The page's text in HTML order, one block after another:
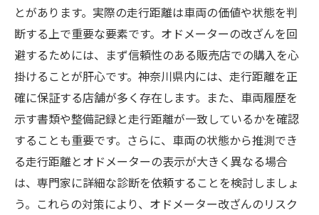
とがあります。実際の走行距離は車両の価値や状態を判
断する上で重要な要素です。オドメーターの改ざんを回
避するためには、まず信頼性のある販売店での購入を心
掛けることが肝心です。神奈川県内には、走行距離を正
確に保証する店舗が多く存在します。また、車両履歴を
示す書類や整備記録と走行距離が一致しているかを確認
することも重要です。さらに、車両の状態から推測でき
る走行距離とオドメーターの表示が大きく異なる場合
は、専門家に詳細な診断を依頼することを検討しましょ
う。これらの対策により、オドメーター改ざんのリスク